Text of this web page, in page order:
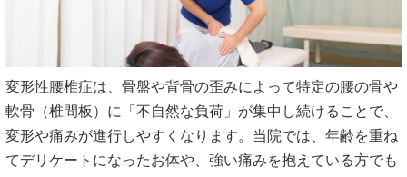
骨盤・背骨の歪みを整える